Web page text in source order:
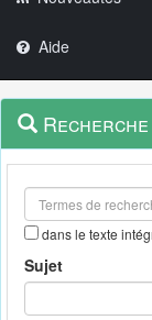
Aide
Navigation
outils
Menu
contextuel
Recherche
dans le texte
Sujet